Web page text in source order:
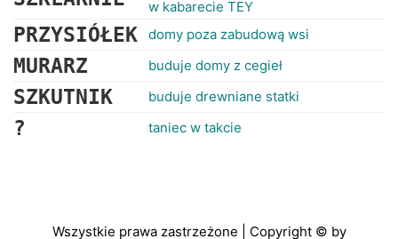
w kabarecie TEY
PRZYSIÓŁEK domy poza zabudową wsi
MURARZ buduje domy z cegieł
SZKUTNIK buduje drewniane statki
? taniec w takcie
Wszystkie prawa zastrzeżone | Copyright © by